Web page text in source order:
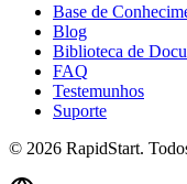
Base de
Blog
Biblioteca de
FAQ
Testemunhos
Suporte
© 2026 RapidStart.